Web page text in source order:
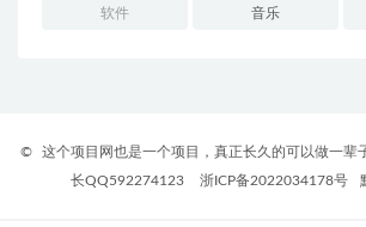
软件 音乐
©
这个项目网也是一个项目，真正长久的可以做一辈
长QQ592274123
浙ICP备2022034178号